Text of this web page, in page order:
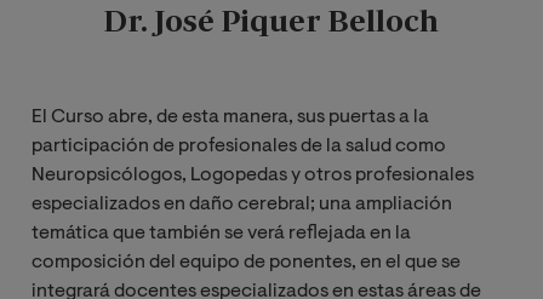
Dr. José Piquer Belloch
El Curso abre, de esta manera, sus puertas a la
participación de profesionales de la salud como
Neuropsicólogos, Logopedas y otros profesionales
especializados en daño cerebral; una ampliación
temática que también se verá reflejada en la
composición del equipo de ponentes, en el que se
integrará docentes especializados en estas áreas de